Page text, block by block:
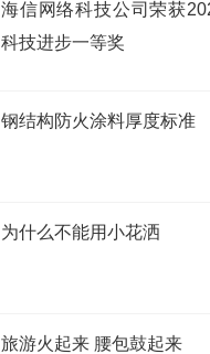
海信网络科技公司荣获
科技进步一等奖
钢结构防火涂料厚度标准
为什么不能用小花洒
旅游火起来 腰包鼓起来